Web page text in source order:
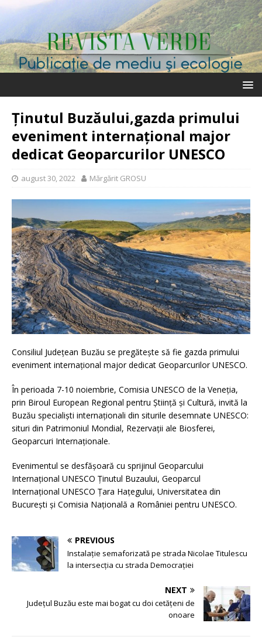
Ținutul Buzăului,gazda primului
eveniment internațional major
dedicat Geoparcurilor UNESCO
august 30, 2022 Mărgărit GROSU
Consiliul Județean Buzău se pregătește să fie gazda primului
eveniment internațional major dedicat Geoparcurilor UNESCO.
În perioada 7-10 noiembrie, Comisia UNESCO de la Veneția,
prin Biroul European Regional pentru Știință și Cultură, invită la
Buzău specialiști internaționali din siturile desemnate UNESCO:
situri din Patrimoniul Mondial, Rezervații ale Biosferei,
Geoparcuri Internaționale.
Evenimentul se desfășoară cu sprijinul Geoparcului
Internațional UNESCO Ținutul Buzaului, Geoparcul
Internațional UNESCO Țara Hațegului, Universitatea din
București și Comisia Națională a României pentru UNESCO.
PREVIOUS
Instalație semaforizată pe strada Nicolae Titulescu
la intersecția cu strada Democrației
NEXT
Județul Buzău este mai bogat cu doi cetățeni de
onoare